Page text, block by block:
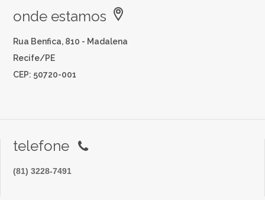
onde estamos
Rua Benfica, 810 - Madalena
Recife/PE
CEP: 50720-001
telefone
(81) 3228-7491